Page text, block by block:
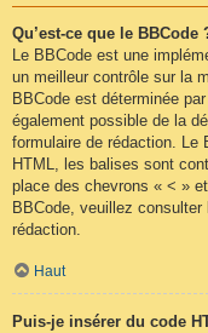
Qu’est-ce que le BBCode
Le BBCode est une
un meilleur contrôle sur la
BBCode est déterminée
également possible de la
formulaire de rédaction. Le
HTML, les balises sont
place des chevrons « < »
BBCode, veuillez
rédaction.
Haut
Puis-je insérer du code